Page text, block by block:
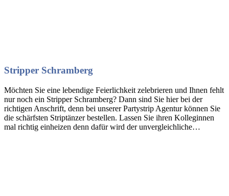
Stripper Schramberg
Möchten Sie eine lebendige Feierlichkeit zelebrieren und Ihnen fehlt
nur noch ein Stripper Schramberg? Dann sind Sie hier bei der
richtigen Anschrift, denn bei unserer Partystrip Agentur können Sie
die schärfsten Striptänzer bestellen. Lassen Sie ihren Kolleginnen
mal richtig einheizen denn dafür wird der unvergleichliche…